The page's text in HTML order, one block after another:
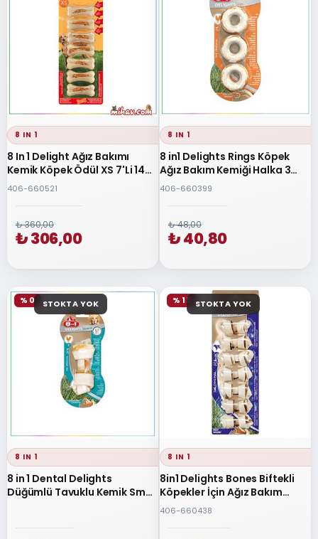
8 IN 1
8 In 1 Delight Ağız Bakımı
Kemik Köpek Ödül XS 7'Li 140
GR
406-660521
₺ 360,00
₺ 306,00
8 IN 1
8 in1 Delights Rings Köpek
Ağız Bakım Kemiği Halka 3
Adet
406-660399
₺ 48,00
₺ 40,80
STOKTA YOK
8 IN 1
8 in 1 Dental Delights
Düğümlü Tavuklu Kemik Small
% 0 STOKTA YOK
8 IN 1
8in1 Delights Bones Biftekli
Köpekler İçin Ağız Bakım
Kemiği XSmall
406-660438
% 15